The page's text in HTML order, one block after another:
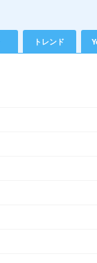
トレンド